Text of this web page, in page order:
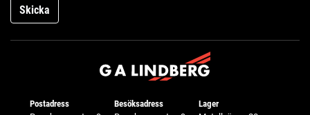
Skicka
Postadress
Besöksadress
Lager